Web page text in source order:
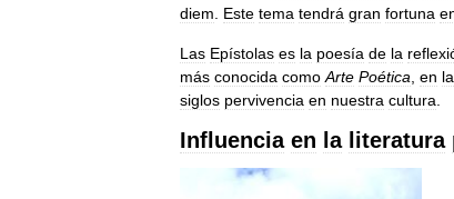
diem
Este tema tendrá gran fortuna
Las Epístolas es la poesía de la
más conocida como Arte Poética en la
siglos pervivencia en nuestra cultura
Influencia en la literatura